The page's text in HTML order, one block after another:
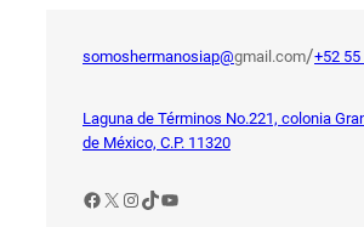
somoshermanosiap@gmail.com/+52
Laguna de Términos No.221, colonia
de México, C.P. 11320
Facebook
X Instagram
TikTok
YouTube